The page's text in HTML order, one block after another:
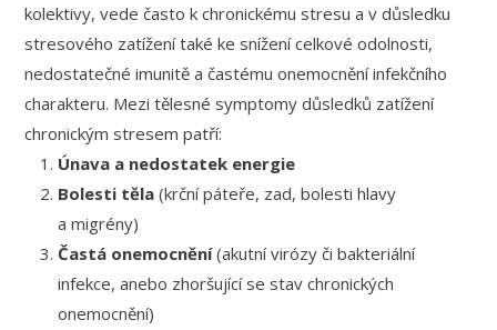
kolektivy, vede často k chronickému stresu a v důsledku
stresového zatížení také ke snížení celkové odolnosti,
nedostatečné imunitě a častému onemocnění infekčního
charakteru. Mezi tělesné symptomy důsledků zatížení
chronickým stresem patří:
Únava a nedostatek energie
Bolesti těla (krční páteře, zad, bolesti hlavy
a migrény)
Častá onemocnění(akutní virózy či bakteriální
infekce, anebo zhoršující se stav chronických
onemocnění)